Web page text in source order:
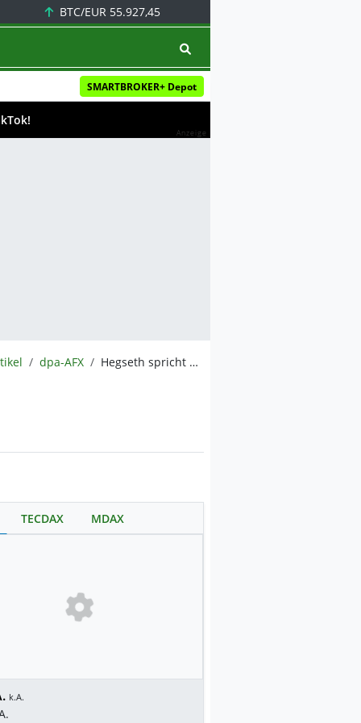
BTC/EUR 55.927,45
SMARTBROKER+ Depot
Anzeige
dpa-AFX Hegseth spricht bei D-Day-Rede von 'Invasion' an Europas Küsten
TECDAX MDAX
k.A.